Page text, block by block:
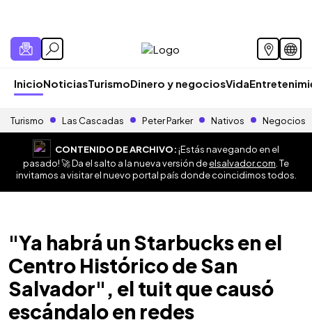
InicioNoticiasTurismoDinero y negociosVida
Turismo Las Cascadas Peter Parker Nativos Negocios
CONTENIDO DE ARCHIVO:¡Estás navegando en el
pasado! 🚀 Da el salto a la nueva versión deelsalvador.com . Te
invitamos a visitar el nuevo portal país donde coincidimos todos.
"Ya habrá un Starbucks en el
Centro Histórico de San
Salvador", el tuit que causó
escándalo en redes